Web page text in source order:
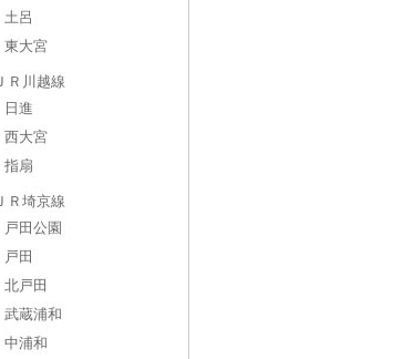
土呂
東大宮
ＪＲ川越線
日進
西大宮
指扇
ＪＲ埼京線
戸田公園
戸田
北戸田
武蔵浦和
中浦和